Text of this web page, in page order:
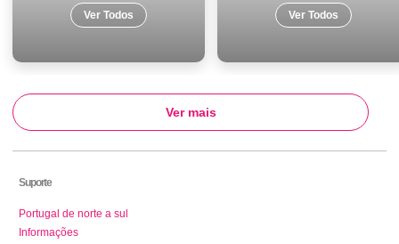
Ver Todos Ver Todos
Ver mais
Suporte
Portugal de norte a sul
Informações